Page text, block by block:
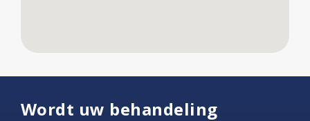
Wordt uw behandeling